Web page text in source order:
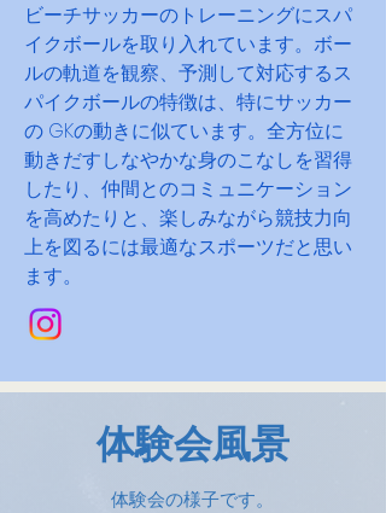
ビーチサッカーのトレーニングにスパ
イクボールを取り入れています。ボー
ルの軌道を観察、予測して対応するス
パイクボールの特徴は、特にサッカー
の GKの動きに似ています。全方位に
動きだすしなやかな身のこなしを習得
したり、仲間とのコミュニケーション
を高めたりと、楽しみながら競技力向
上を図るには最適なスポーツだと思い
ます。
体験会風景
体験会の様子です。